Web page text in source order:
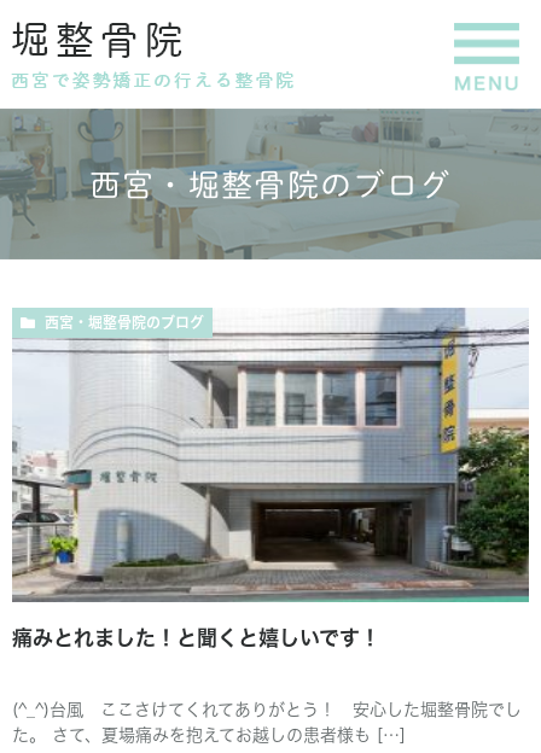
西宮・堀整骨院のブログ
西宮・堀整骨院のブログ
痛みとれました！と聞くと嬉しいです！
(^_^)台風 ここさけてくれてありがとう！ 安心した堀整骨院でし
た。 さて、夏場痛みを抱えてお越しの患者様も […]